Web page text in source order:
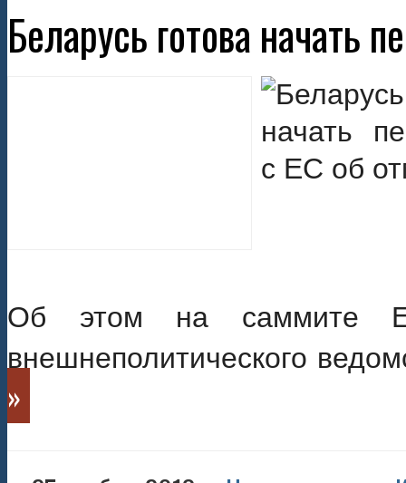
Беларусь готова начать
Об этом на саммите ЕС
внешнеполитического
»